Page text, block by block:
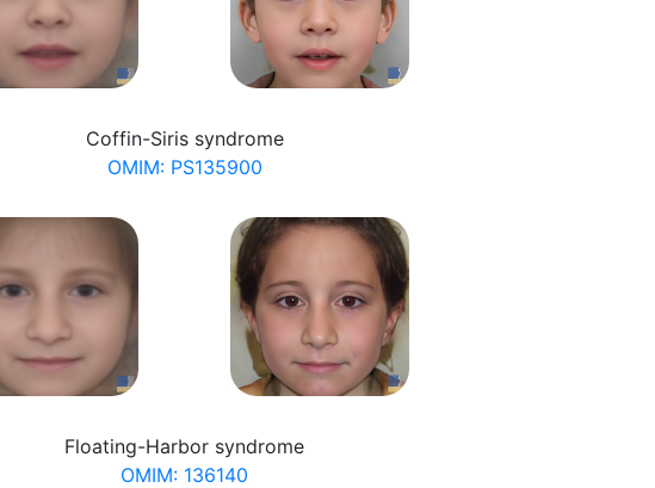
Coffin-Siris syndrome
OMIM: PS135900
Floating-Harbor syndrome
OMIM: 136140